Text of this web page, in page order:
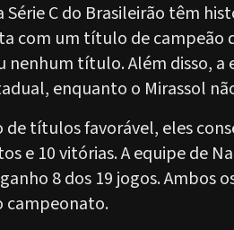
C do Brasileirão têm
com um título de campeão
nenhum título. Além disso,
enquanto o Mirassol
títulos favorável, eles
e 10 vitórias. A equipe de
8 dos 19 jogos. Ambos
campeonato.